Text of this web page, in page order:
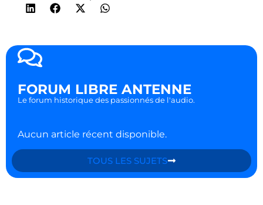
FORUM LIBRE ANTENNE
Le forum historique des passionnés de l'audio.
Aucun article récent disponible.
TOUS LES SUJETS